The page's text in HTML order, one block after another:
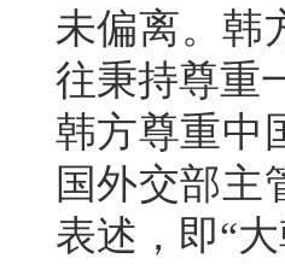
未偏离。
往秉持尊重
韩方尊重中
国外交部主
表述，即“